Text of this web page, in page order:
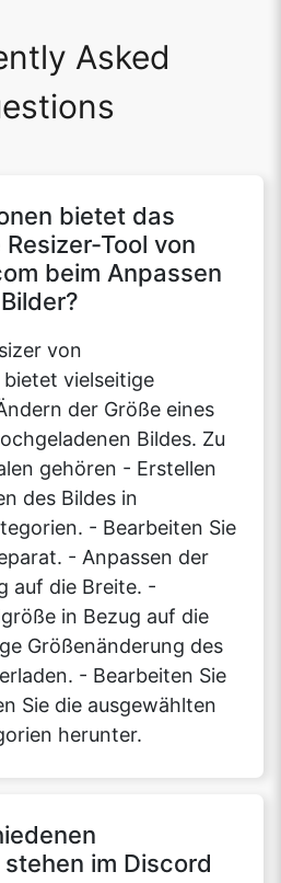
Asked
bietet das
Tool von
beim Anpassen
von
vielseitige
der Größe eines
Bildes. Zu
gehören - Erstellen
des Bildes in
- Bearbeiten Sie
- Anpassen der
auf die Breite. -
in Bezug auf die
Größenänderung des
- Bearbeiten Sie
Sie die ausgewählten
herunter.
im Discord